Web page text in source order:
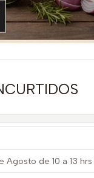
Agosto de 10 a 13 hrs